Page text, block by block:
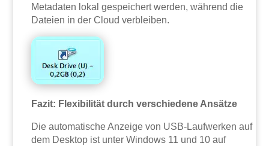
Metadaten lokal gespeichert werden, während die
Dateien in der Cloud verbleiben.
Fazit: Flexibilität durch verschiedene Ansätze
Die automatische Anzeige von USB-Laufwerken auf
dem Desktop ist unter Windows 11 und 10 auf